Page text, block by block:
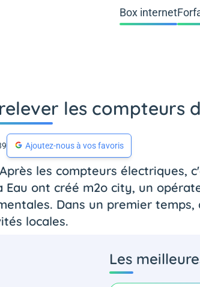
Box internet
les compteurs
Ajoutez-nous à vos favoris
les compteurs électriques,
ont créé m2o city, un
Dans un premier temps,
locales.
Les